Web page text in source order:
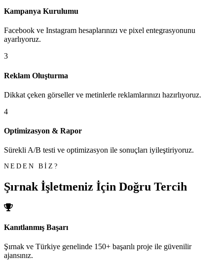
Kampanya Kurulumu
Facebook ve Instagram hesaplarınızı ve pixel entegrasyonunu
ayarlıyoruz.
3
Reklam Oluşturma
Dikkat çeken görseller ve metinlerle reklamlarınızı hazırlıyoruz.
4
Optimizasyon & Rapor
Sürekli A/B testi ve optimizasyon ile sonuçları iyileştiriyoruz.
NEDEN BİZ?
Şırnak İşletmeniz İçin Doğru Tercih
Kanıtlanmış Başarı
Şırnak ve Türkiye genelinde 150+ başarılı proje ile güvenilir
ajansınız.